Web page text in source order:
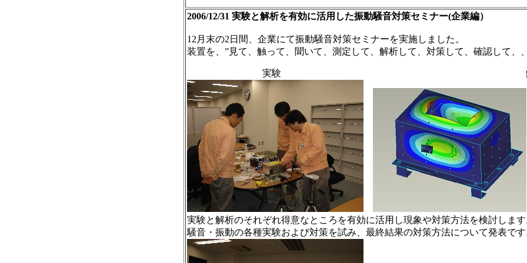
2006/12/31 実験と解析を有効に活用した振動騒音対策セミナー(企業編）
12月末の2日間、企業にて振動騒音対策セミナーを実施しました。
装置を、”見て、触って、聞いて、測定して、解析して、対策して、確認して、
実験 解
実験と解析のそれぞれ得意なところを有効に活用し現象や対策方法を検討します
騒音・振動の各種実験および対策を試み、最終結果の対策方法について発表です